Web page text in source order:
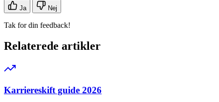
Ja Nej
Tak for din feedback!
Relaterede artikler
Karriereskift guide 2026